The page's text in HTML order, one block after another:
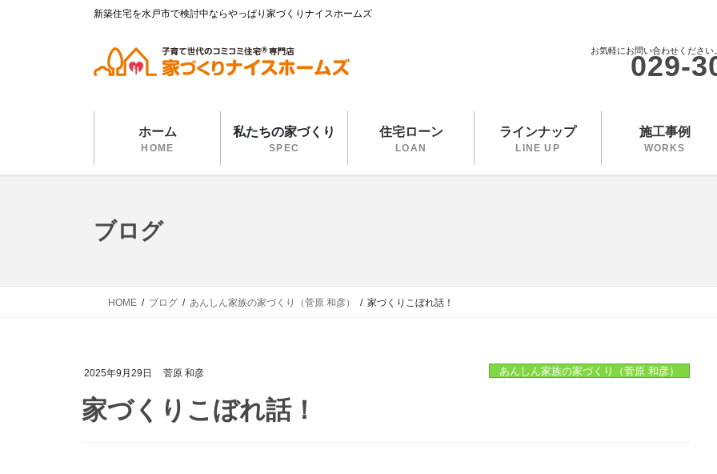
新築住宅を水戸市で検討中ならやっぱり家づくりナイスホームズ
お気軽にお問い合わせください
029-
ホーム
HOME
私たちの家づくり
SPEC
住宅ローン
LOAN
ラインナップ
LINE UP
施工事例
WORKS
ブログ
HOME ブログ あんしん家族の家づくり（菅原 和彦） 家づくりこぼれ話！
2025年9月29日 菅原 和彦 あんしん家族の家づくり（菅原 和彦）
家づくりこぼれ話！